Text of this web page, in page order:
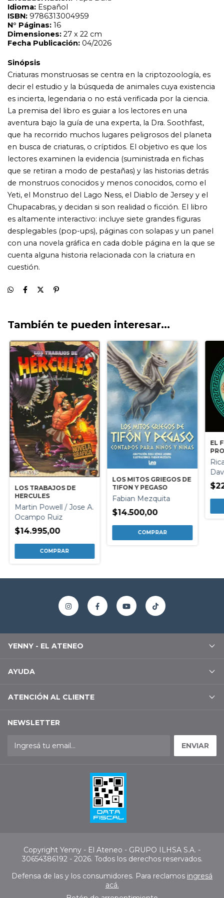
en busca de criaturas, o críptidos. El objetivo es que los
lectores examinen la evidencia (suministrada en fichas
que se retiran a modo de pestañas) y las historias detrás
de monstruos conocidos y menos conocidos, como el
Chupacabras, y decidan si son realidad o ficción. El libro
es altamente interactivo: incluye siete grandes figuras
desplegables (pop-ups), páginas con solapas y un panel
con una novela gráfica en cada doble página en la que se
cuenta alguna historia relacionada con la criatura en
cuestión.
También te pueden interesar...
LOS TRABAJOS DE
HERCULES
Martin Powell / Jose A.
Ocampo Ruiz
$14.995,00
LOS MITOS GRIEGOS DE
TIFON Y PEGASO
Fabian Mezquita
$14.500,00
EL
YENNY - EL ATENEO
AYUDA
ATENCIÓN AL CLIENTE
NEWSLETTER
Copyright Yenny - El Ateneo - GRUPO ILHSA S.A. -
30654386192 - 2026. Todos los derechos reservados.
Defensa de las y los consumidores. Para reclamos ingresá
acá.